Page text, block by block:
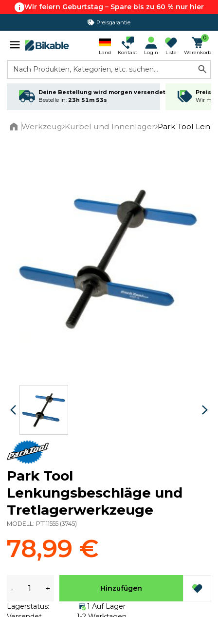
Wir feiern Geburtstag – Spare bis zu 60 % nur hier
Preisgarantie
365 Tage Rückgabe*
Land Kontakt Login Liste
0
Warenkorb
Nach Produkten, Kategorien, etc. suchen...
Deine Bestellung wird morgen versendet
Bestelle in: 23h 51m 53s
Wir
Werkzeug Kurbel und Innenlager Park Tool
Park Tool
Lenkungsbeschläge und
Tretlagerwerkzeuge
MODELL: PT111555 (3745)
78,99 €
- + Hinzufügen
Lagerstatus:
1 Auf Lager